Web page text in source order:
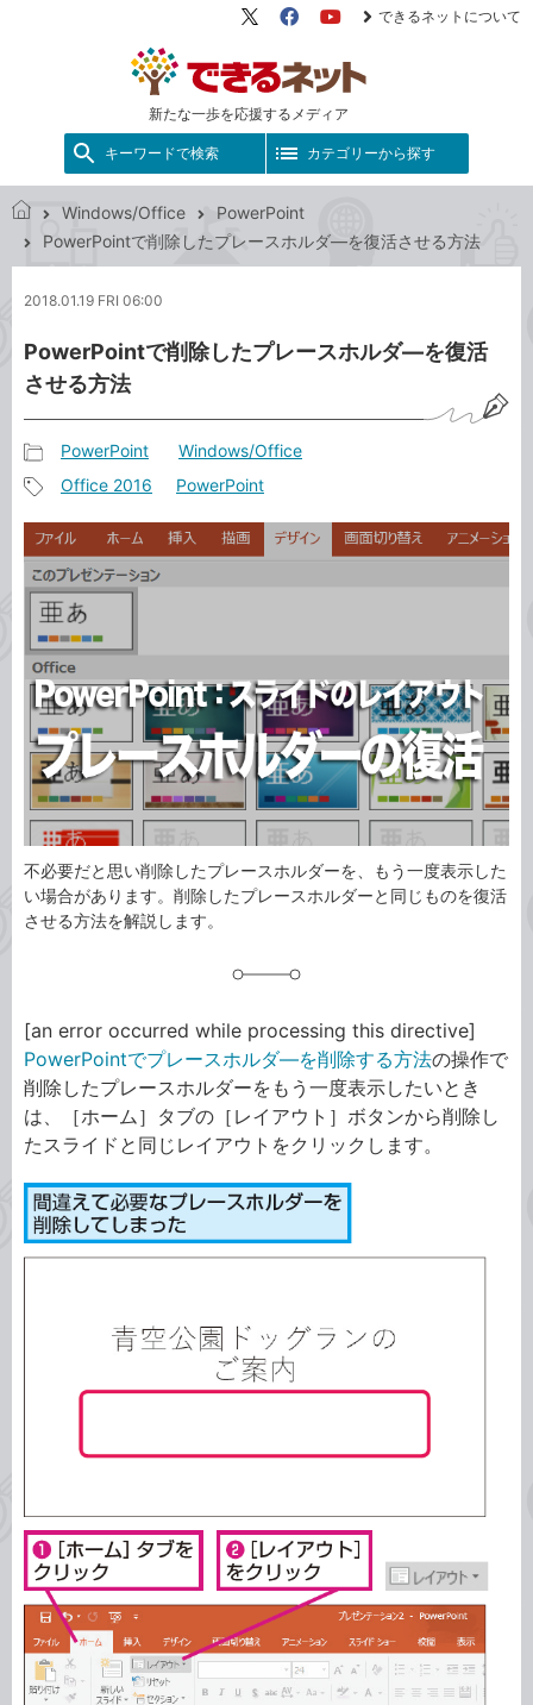
新たな一歩を応援するメディア
X（旧
FacebookYouTube
できるネットについて
キーワードで検索 カテゴリーから探す
で
ネ
ト
Windows/Office
PowerPoint
PowerPointで削除したプレースホルダ―を復活させる方法
2018.01.19 FRI 06:00
PowerPointで削除したプレースホルダ―を復活
させる方法
事
カ
テ
ゴ
リ
PowerPoint Windows/Office
事
タ
グ
Office 2016 PowerPoint
不必要だと思い削除したプレースホルダーを、もう一度表示した
い場合があります。削除したプレースホルダーと同じものを復活
させる方法を解説します。
[an error occurred while processing this directive]
PowerPointでプレースホルダ―を削除する方法の操作で
削除したプレースホルダーをもう一度表示したいとき
は、［ホーム］タブの［レイアウト］ボタンから削除し
たスライドと同じレイアウトをクリックします。